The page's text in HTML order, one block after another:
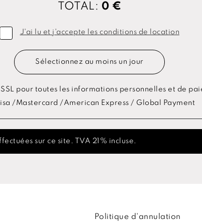
TOTAL: 0 €
J'ai lu et j'accepte les conditions de location
Sélectionnez au moins un jour
pour toutes les informations personnelles et de
/Mastercard /American Express / Global Payment
sur ce site. TVA 21% incluse.
Politique d'annulation